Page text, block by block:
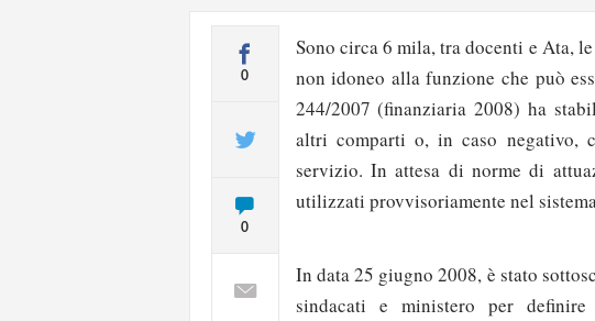
0
0
Sono circa 6 mila, tra docenti e Ata,
non idoneo alla funzione che può
244/2007 (finanziaria 2008) ha
altri comparti o, in caso negativo,
servizio. In attesa di norme di
utilizzati provvisoriamente nel
In data 25 giugno 2008, è stato
sindacati e ministero per